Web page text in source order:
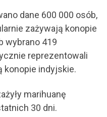
dane 600 000 osób,
zażywają konopie
wybrano 419
reprezentowali
konopie indyjskie.
marihuanę
30 dni.